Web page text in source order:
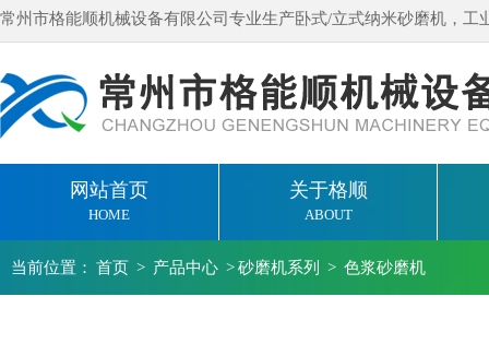
常州市格能顺机械设备有限公司专业生产卧式/立式纳米砂磨机，工
网站首页
HOME
关于格顺
ABOUT
当前位置： 首页 > 产品中心 >砂磨机系列 > 色浆砂磨机